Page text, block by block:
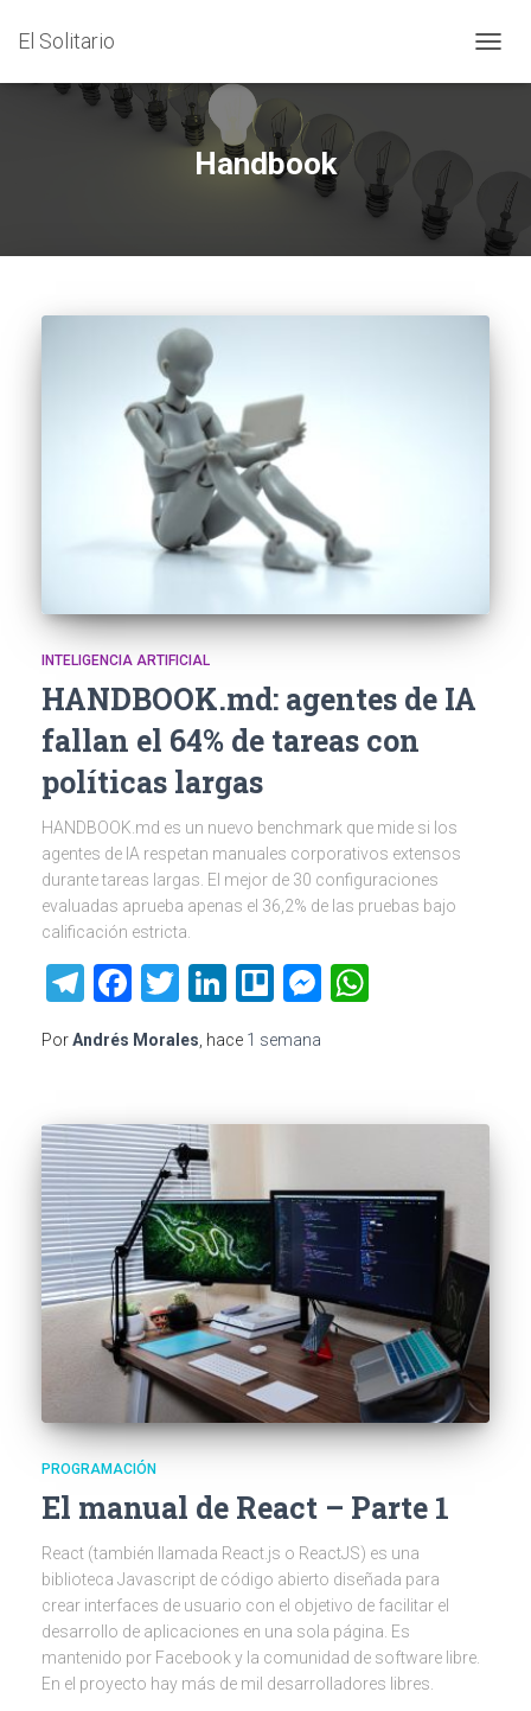
El Solitario
MODO
Handbook
INTELIGENCIA ARTIFICIAL
HANDBOOK.md: agentes de IA
fallan el 64% de tareas con
políticas largas
HANDBOOK.md es un nuevo benchmark que mide si los
agentes de IA respetan manuales corporativos extensos
durante tareas largas. El mejor de 30 configuraciones
evaluadas aprueba apenas el 36,2% de las pruebas bajo
calificación estricta.
Telegram
Facebook
Twitter
LinkedIn
TrelloMessenger
PorAndrés Morales , hace 1 semana
PROGRAMACIÓN
El manual de React – Parte 1
React (también llamada React.js o ReactJS) es una
biblioteca Javascript de código abierto diseñada para
crear interfaces de usuario con el objetivo de facilitar el
desarrollo de aplicaciones en una sola página. Es
mantenido por Facebook y la comunidad de software libre.
En el proyecto hay más de mil desarrolladores libres.